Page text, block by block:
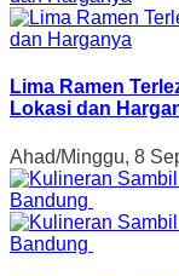
Lima Ramen
Lokasi dan
Ahad/Minggu, 8